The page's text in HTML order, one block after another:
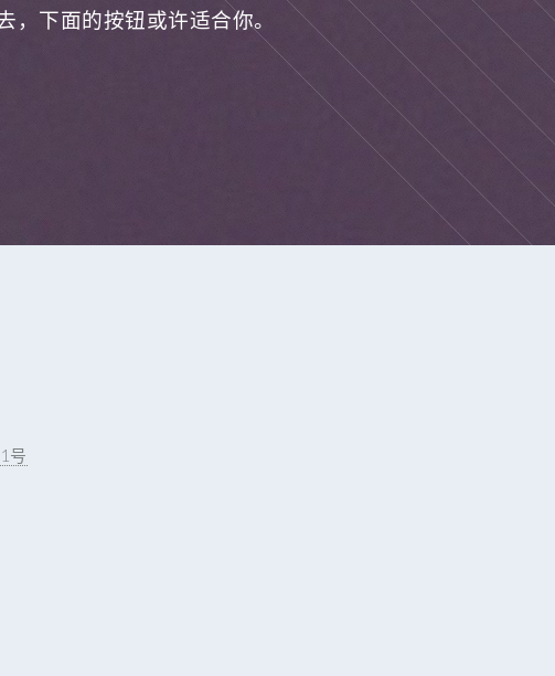
下面的按钮或许适合你。
号